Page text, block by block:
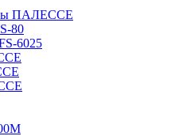
ПАЛЕССЕ
80
6025